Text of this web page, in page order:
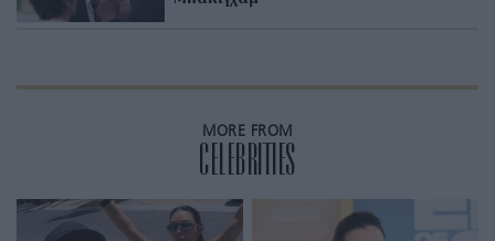
MORE FROM
CELEBRITIES